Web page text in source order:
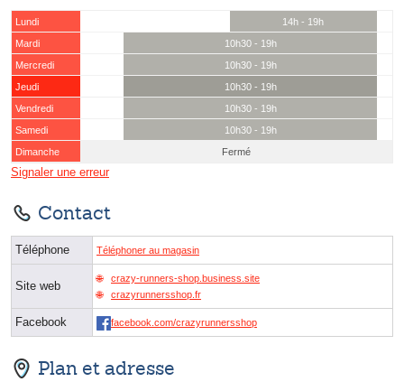
Lundi
14h - 19h
Mardi
10h30 - 19h
Mercredi
10h30 - 19h
Jeudi
10h30 - 19h
Vendredi
10h30 - 19h
Samedi
10h30 - 19h
Dimanche
Fermé
Signaler une erreur
Contact
Téléphone Téléphoner au magasin
Site web
crazy-runners-shop.business.site
crazyrunnersshop.fr
Facebook facebook.com/crazyrunnersshop
Plan et adresse